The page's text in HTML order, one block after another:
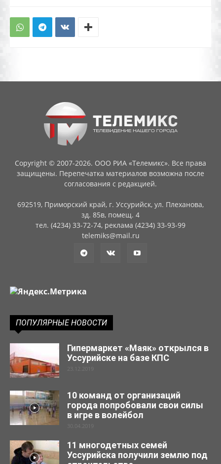
Copyright © 2007-2026. ООО РИА «Телемикс». Все права
защищены. Перепечатка материалов возможна после
согласования с редакцией.
692519, Приморский край, г. Уссурийск, ул. Плеханова,
зд. 85в, помещ. 4
тел. (4234) 33-72-74, реклама (4234) 33-93-99
telemiks@mail.ru
ПОПУЛЯРНЫЕ НОВОСТИ
Гипермаркет «Маяк» открылся в
Уссурийске на базе КПС
23.12.2019
10 команд от организаций
города попробовали свои силы
в игре в волейбол
30.04.2019
11 многодетных семей
Уссурийска получили землю под